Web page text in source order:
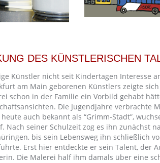
DES KÜNSTLERISCHEN
Künstler nicht seit Kindertagen Interesse
am Main geborenen Künstlers zeigte
schon in der Familie ein Vorbild gehabt
Die Jugendjahre verbrachte
auch bekannt als “Grimm-Stadt”,
Nach seiner Schulzeit zog es ihn zunächst
bis sein Lebensweg ihn schließlich
Erst hier entdeckte er sein Talent, der
Die Malerei half ihm damals über eine